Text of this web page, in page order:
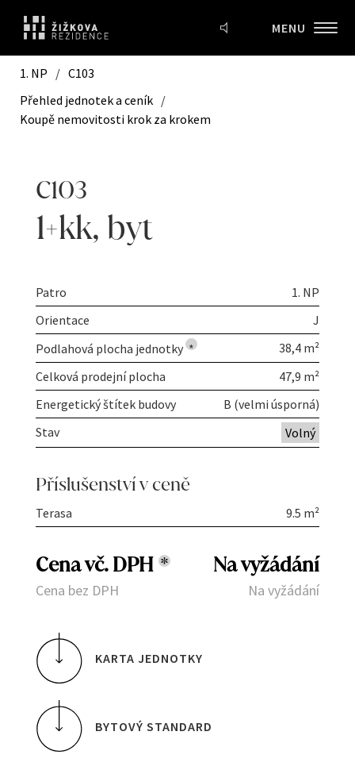
MENU
1. NP / C103
Přehled jednotek a ceník /
Koupě nemovitosti krok za krokem
C103
1+kk, byt
Patro
1. NP
Orientace
J
Podlahová plocha jednotky *
38,4 m²
Celková prodejní plocha
47,9 m²
Energetický štítek budovy
B (velmi úsporná)
Stav
Volný
Příslušenství v ceně
Terasa 9.5 m²
Cena vč. DPH * Na vyžádání
Cena bez DPH Na vyžádání
KARTA JEDNOTKY
BYTOVÝ STANDARD